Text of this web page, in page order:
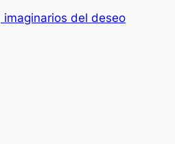
imaginarios del deseo